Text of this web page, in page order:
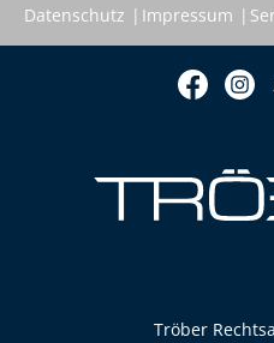
Datenschutz Impressum
Tröber